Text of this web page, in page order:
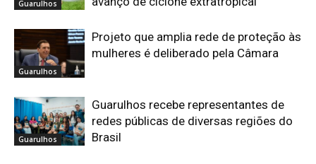
Guarulhos
Guarulhos
Projeto que amplia rede de proteção às
mulheres é deliberado pela Câmara
Guarulhos
Guarulhos recebe representantes de
redes públicas de diversas regiões do
Brasil